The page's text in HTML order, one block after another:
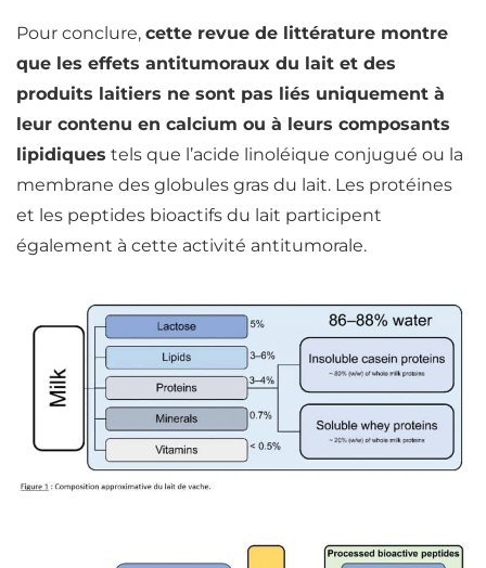
Pour conclure, cette revue de littérature montre
que les effets antitumoraux du lait et des
produits laitiers ne sont pas liés uniquement à
leur contenu en calcium ou à leurs composants
lipidiques tels que l’acide linoléique conjugué ou la
membrane des globules gras du lait. Les protéines
et les peptides bioactifs du lait participent
également à cette activité antitumorale.